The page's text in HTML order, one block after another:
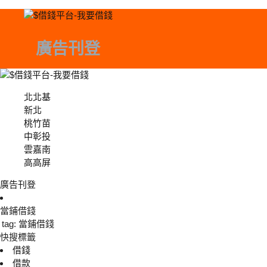
廣告刊登
北北基
新北
桃竹苗
中彰投
雲嘉南
高高屏
廣告刊登
當鋪借錢
tag: 當鋪借錢
快搜標籤
借錢
借款